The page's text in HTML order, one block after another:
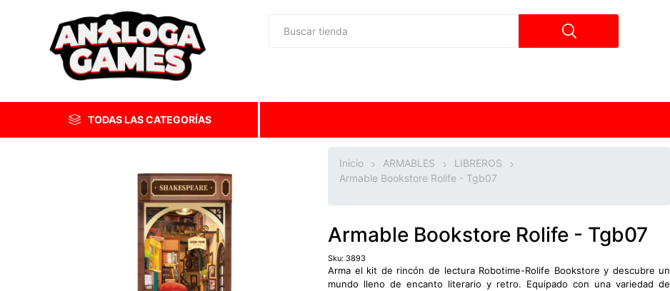
TODAS LAS CATEGORÍAS
Inicio ARMABLES
LIBREROS
Armable Bookstore Rolife - Tgb07
Armable Bookstore Rolife - Tgb07
Sku: 3893
Arma el kit de rincón de lectura Robotime-Rolife Bookstore y descubre un
mundo lleno de encanto literario y retro. Equipado con una variedad de